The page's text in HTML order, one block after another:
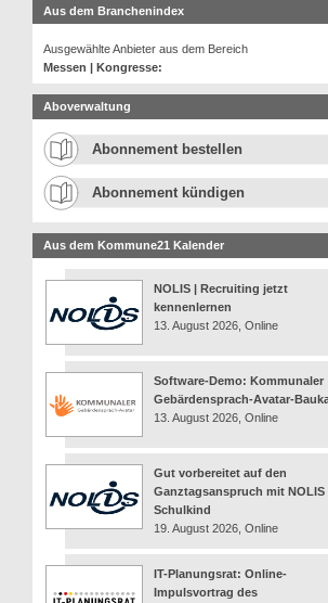
Aus dem Branchenindex
Ausgewählte Anbieter aus dem Bereich
Messen | Kongresse:
Aboverwaltung
Abonnement bestellen
Abonnement kündigen
Aus dem Kommune21 Kalender
NOLIS | Recruiting jetzt
kennenlernen
13. August 2026, Online
Software-Demo: Kommunaler
Gebärdensprach-Avatar-
13. August 2026, Online
Gut vorbereitet auf den
Ganztagsanspruch mit NOLIS |
Schulkind
19. August 2026, Online
IT-Planungsrat: Online-
Impulsvortrag des